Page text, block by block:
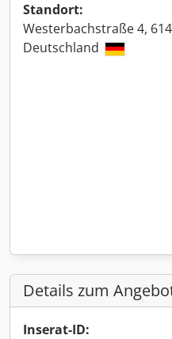
Standort:
Westerbachstraße 4,
Deutschland
Details zum
Inserat-ID: